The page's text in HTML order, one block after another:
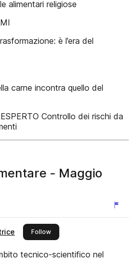
alimentari religiose
è l’era del
carne incontra quello del
Controllo dei rischi da
- Maggio
Followthis publisher
tecnico-scientifico nel